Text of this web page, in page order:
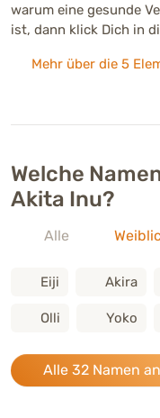
warum eine gesunde
ist, dann klick Dich in
Mehr über die 5
Welche
Akita Inu?
Alle
Eiji Akira
Olli Yoko
Alle 32 Namen